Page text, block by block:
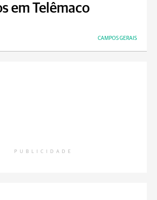
em Telêmaco
CAMPOS GERAIS
PUBLICIDADE